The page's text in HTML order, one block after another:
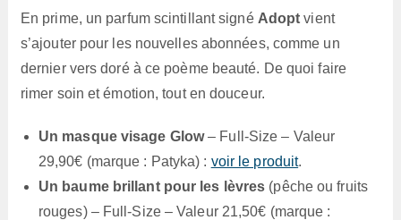
En prime, un parfum scintillant signé Adopt vient
s’ajouter pour les nouvelles abonnées, comme un
dernier vers doré à ce poème beauté. De quoi faire
rimer soin et émotion, tout en douceur.
Un masque visage Glow– Full-Size – Valeur
29,90€ (marque : Patyka) : voir le produit.
Un baume brillant pour les lèvres (pêche ou fruits
rouges) – Full-Size – Valeur 21,50€ (marque :